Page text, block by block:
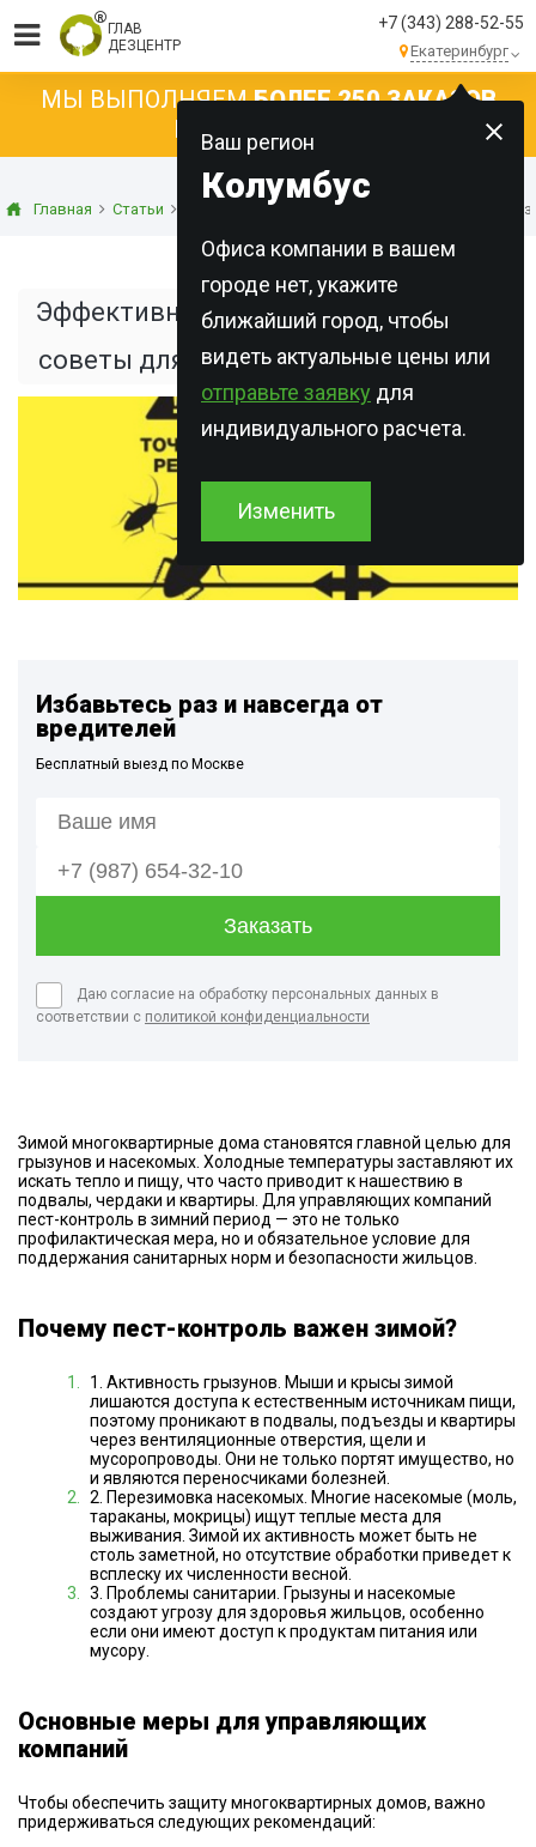
ГЛАВ
ДЕЗЦЕНТР
+7 (343) 288-52-55
Екатеринбург
Ваш регион
Колумбус
Офиса компании в вашем
городе нет, укажите
ближайший город, чтобы
видеть актуальные цены или
отправьте заявку для
индивидуального расчета.
Изменить
МЫ ВЫПОЛНЯЕМБОЛЕЕ 250 ЗАКАЗОВ
КАЖДЫЙ ДЕНЬ!
Главная Статьи Дезинсекция Эффективный пест-контроль
Эффективный пест-контроль зимой:
советы для управляющих компаний
Избавьтесь раз и навсегда от
вредителей
Бесплатный выезд по Москве
Даю согласие на обработку персональных данных в
соответствии с политикой конфиденциальности
Зимой многоквартирные дома становятся главной целью для
грызунов и насекомых. Холодные температуры заставляют их
искать тепло и пищу, что часто приводит к нашествию в
подвалы, чердаки и квартиры. Для управляющих компаний
пест-контроль в зимний период — это не только
профилактическая мера, но и обязательное условие для
поддержания санитарных норм и безопасности жильцов.
Почему пест-контроль важен зимой?
1. Активность грызунов. Мыши и крысы зимой
лишаются доступа к естественным источникам пищи,
поэтому проникают в подвалы, подъезды и квартиры
через вентиляционные отверстия, щели и
мусоропроводы. Они не только портят имущество, но
и являются переносчиками болезней.
2. Перезимовка насекомых. Многие насекомые (моль,
тараканы, мокрицы) ищут теплые места для
выживания. Зимой их активность может быть не
столь заметной, но отсутствие обработки приведет к
всплеску их численности весной.
3. Проблемы санитарии. Грызуны и насекомые
создают угрозу для здоровья жильцов, особенно
если они имеют доступ к продуктам питания или
мусору.
Основные меры для управляющих
компаний
Чтобы обеспечить защиту многоквартирных домов, важно
придерживаться следующих рекомендаций: